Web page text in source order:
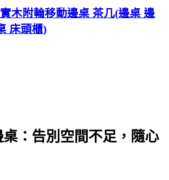
木附輪移動邊桌 茶几(邊桌 邊
床頭櫃)
：告別空間不足，隨心